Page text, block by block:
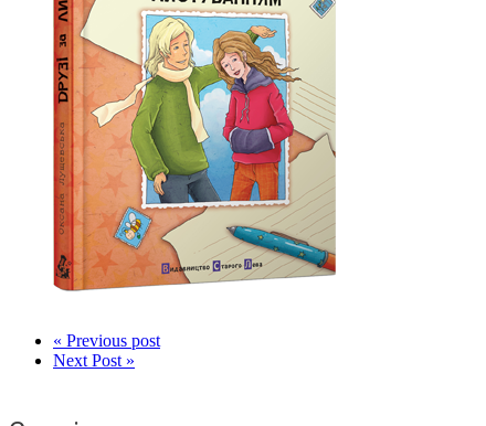
« Previous post
Next Post »